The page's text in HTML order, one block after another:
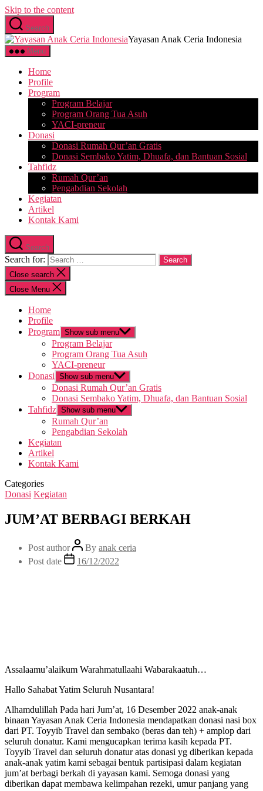
Skip to the content
Search
Yayasan Anak Ceria Indonesia
Menu
Home
Profile
Program
Program Belajar
Program Orang Tua Asuh
YACI-preneur
Donasi
Donasi Rumah Qur’an Gratis
Donasi Sembako Yatim, Dhuafa, dan Bantuan Sosial
Tahfidz
Rumah Qur’an
Pengabdian Sekolah
Kegiatan
Artikel
Kontak Kami
Search
Search for:
Close search
Close Menu
Home
Profile
Program Show sub menu
Program Belajar
Program Orang Tua Asuh
YACI-preneur
Donasi Show sub menu
Donasi Rumah Qur’an Gratis
Donasi Sembako Yatim, Dhuafa, dan Bantuan Sosial
Tahfidz Show sub menu
Rumah Qur’an
Pengabdian Sekolah
Kegiatan
Artikel
Kontak Kami
Categories
Donasi Kegiatan
JUM’AT BERBAGI BERKAH
Post author By anak ceria
Post date
16/12/2022
Assalaamu’alaikum Warahmatullaahi Wabarakaatuh…
Hallo Sahabat Yatim Seluruh Nusantara!
Alhamdulillah Pada hari Jum’at, 16 Desember 2022 anak-anak
binaan Yayasan Anak Ceria Indonesia mendapatkan donasi nasi box
dari PT. Toyyib Travel dan sembako (beras dan teh) + amplop dari
seluruh donatur. Kami mengucapkan terima kasih kepada PT.
Toyyib Travel dan seluruh donatur atas donasi yg diberikan kepada
anak-anak yatim kami sebagai bentuk partisipasi dalam kegiatan
jum’at berbagi berkah di yayasan kami. Semoga donasi yang
diberikan dapat membawa kelimpahan rezeki, umur panjang yang